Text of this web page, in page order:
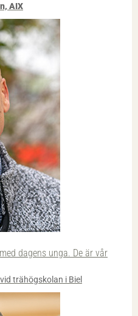
AIX
dagens unga. De är vår
trähögskolan i Biel